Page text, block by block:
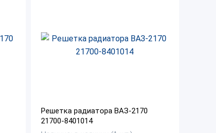
Решетка радиатора ВАЗ-2170
21700-8401014